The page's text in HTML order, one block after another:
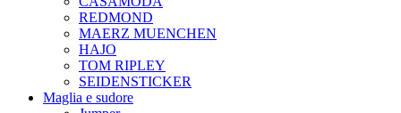
REDMOND
MAERZ MUENCHEN
HAJO
TOM RIPLEY
SEIDENSTICKER
Maglia e sudore